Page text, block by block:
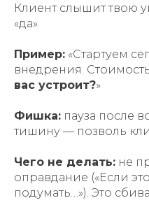
Клиент слышит твою
«да».
Пример: «Стартуем
внедрения.
вас устроит?»
Фишка: пауза после
тишину — позволь
Чего не делать: не
оправдание («Если
подумать…»). Это